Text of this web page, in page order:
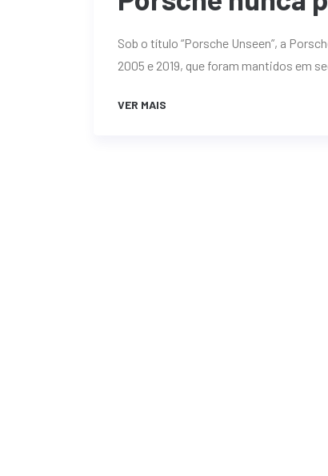
Sob o título “Porsche Unseen”, a
2005 e 2019, que foram mantidos em
VER MAIS